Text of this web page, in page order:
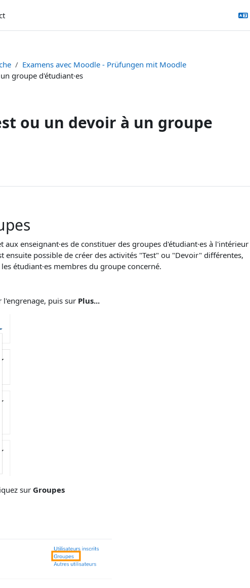
Examens avec Moodle - Prüfungen mit Moodle
groupe d'étudiant·es
ou un devoir à un groupe
aux enseignant·es de constituer des groupes d'étudiant·es à l'intérieur
ensuite possible de créer des activités "Test" ou "Devoir" différentes,
étudiant·es membres du groupe concerné.
l'engrenage, puis sur Plus...
sur Groupes